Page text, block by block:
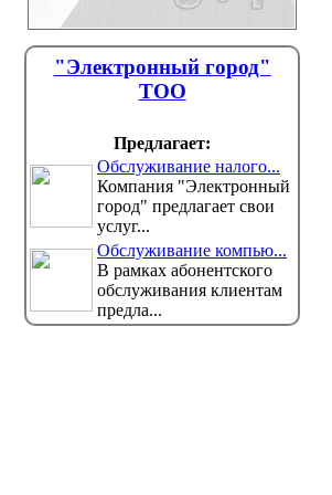
"Электронный город"
ТОО
Предлагает:
Обслуживание налого...
Компания "Электронный
город" предлагает свои
услуг...
Обслуживание компью...
В рамках абонентского
обслуживания клиентам
предла...